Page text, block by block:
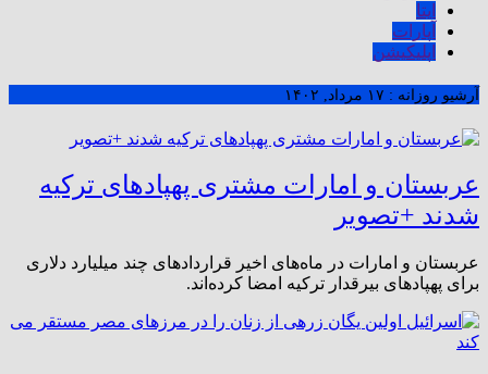
ایتا
آپارات
اپلیکیشن
آرشیو روزانه : ۱۷ مرداد, ۱۴۰۲
عربستان و امارات مشتری پهپادهای ترکیه
شدند +تصویر
عربستان و امارات در ماه‌های اخیر قراردادهای چند میلیارد دلاری
برای پهپادهای بیرقدار ترکیه امضا کرده‌اند.